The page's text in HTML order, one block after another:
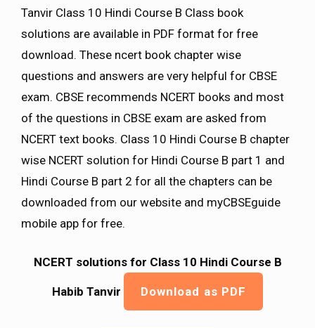
Tanvir Class 10 Hindi Course B Class book
solutions are available in PDF format for free
download. These ncert book chapter wise
questions and answers are very helpful for CBSE
exam. CBSE recommends NCERT books and most
of the questions in CBSE exam are asked from
NCERT text books. Class 10 Hindi Course B chapter
wise NCERT solution for Hindi Course B part 1 and
Hindi Course B part 2 for all the chapters can be
downloaded from our website and myCBSEguide
mobile app for free.
NCERT solutions for Class 10 Hindi Course B
Habib Tanvir Download as PDF